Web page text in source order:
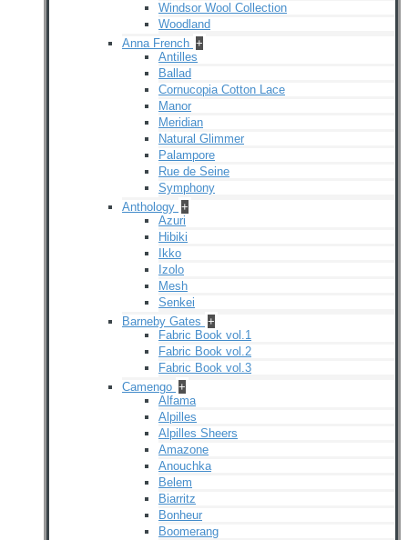
Windsor Wool Collection
Woodland
Anna French +
Antilles
Ballad
Cornucopia Cotton Lace
Manor
Meridian
Natural Glimmer
Palampore
Rue de Seine
Symphony
Anthology +
Azuri
Hibiki
Ikko
Izolo
Mesh
Senkei
Barneby Gates +
Fabric Book vol.1
Fabric Book vol.2
Fabric Book vol.3
Camengo +
Alfama
Alpilles
Alpilles Sheers
Amazone
Anouchka
Belem
Biarritz
Bonheur
Boomerang